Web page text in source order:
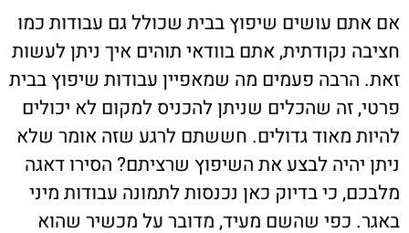
אם אתם עושים שיפוץ בבית שכולל גם עבודות כמו
חציבה נקודתית, אתם בוודאי תוהים איך ניתן לעשות
זאת. הרבה פעמים מה שמאפיין עבודות שיפוץ בבית
פרטי, זה שהכלים שניתן להכניס למקום לא יכולים
להיות מאוד גדולים. חששתם לרגע שזה אומר שלא
ניתן יהיה לבצע את השיפוץ שרציתם? הסירו דאגה
מלבכם, כי בדיוק כאן נכנסות לתמונה עבודות מיני
באגר. כפי שהשם מעיד, מדובר על מכשיר שהוא